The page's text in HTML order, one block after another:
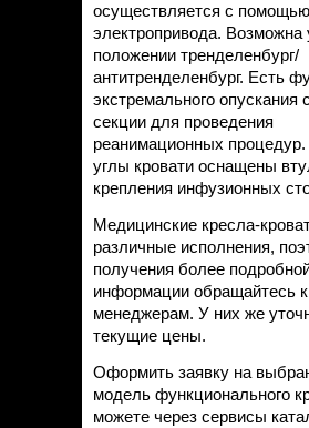
осуществляется с помощью
электропривода. Возможна
положении тренделенбург/
антитренделенбург. Есть
экстремального опускания
секции для проведения
реанимационных
углы кровати оснащены
крепления инфузионных
Медицинские кресла-
различные исполнения,
получения более
информации обращайтесь
менеджерам. У них же
текущие цены.
Оформить заявку на
модель функционального
можете через сервисы